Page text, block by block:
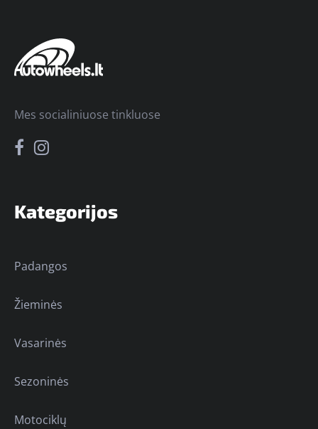
Kategorijos
Padangos
Žieminės
Vasarinės
Sezoninės
Motociklų
Mes socialiniuose tinkluose